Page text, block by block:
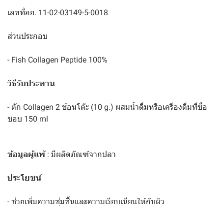
เลขที่อย. 11-02-03149-5-0018
ส่วนประกอบ
- Fish Collagen Peptide 100%
วิธีรับประทาน
- ตัก Collagen 2 ช้อนโต๊ะ (10 g.) ผสมน้ำดื่มหรือเครื่องดื่มที่ชื่อ
ชอบ 150 ml
ข้อมูลผู้แพ้: มีผลิตภัณฑ์จากปลา
ประโยชน์
- ช่วยเพิ่มความชุ่มชื้นและความเรียบเนียนให้กับผิว